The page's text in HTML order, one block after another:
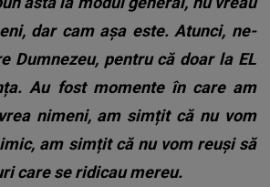
dar cam așa este. Atunci, ne-
Dumnezeu, pentru că doar la EL
Au fost momente în care am
nimeni, am simțit că nu vom
am simțit că nu vom reuși să
care se ridicau mereu.